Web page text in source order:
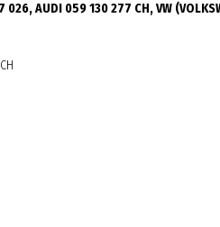
026, AUDI 059 130 277 CH, VW